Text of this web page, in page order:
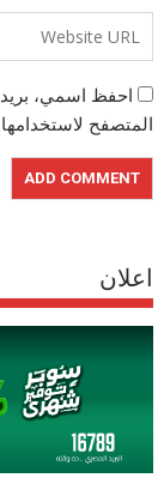
احفظ اسمي،
المتصفح
اعلان